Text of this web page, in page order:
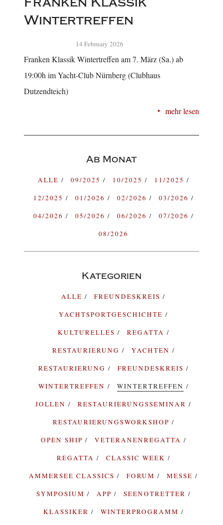
Wintertreffen
14 February 2026
Franken Klassik Wintertreffen am 7. März (Sa.) ab
19:00h im Yacht-Club Nürnberg (Clubhaus
Dutzendteich)
mehr lesen
Ab Monat
ALLE 09/2025 10/2025
11/2025
12/2025
01/2026 02/2026
03/2026
04/2026
05/2026 06/2026
07/2026
08/2026
Kategorien
ALLE
FREUNDESKREIS
YACHTSPORTGESCHICHTE
KULTURELLES
REGATTA
RESTAURIERUNG
YACHTEN
RESTAURIERUNG
FREUNDESKREIS
WINTERTREFFEN
WINTERTREFFEN
JOLLEN
RESTAURIERUNGSSEMINAR
RESTAURIERUNGSWORKSHOP
OPEN SHIP
VETERANENREGATTA
REGATTA
CLASSIC WEEK
AMMERSEE CLASSICS
FORUM
MESSE
SYMPOSIUM
APP
SEENOTRETTER
KLASSIKER
WINTERPROGRAMM